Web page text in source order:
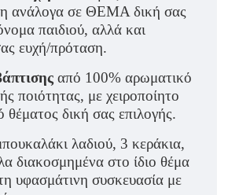
ανάλογα σε ΘΕΜΑ δική σας
παιδιού, αλλά και
ευχή/πρόταση.
από 100% αρωματικό
ποιότητας, με χειροποίητο
θέματος δική σας επιλογής.
λαδιού, 3 κεράκια,
διακοσμημένα στο ίδιο θέμα
υφασμάτινη συσκευασία με